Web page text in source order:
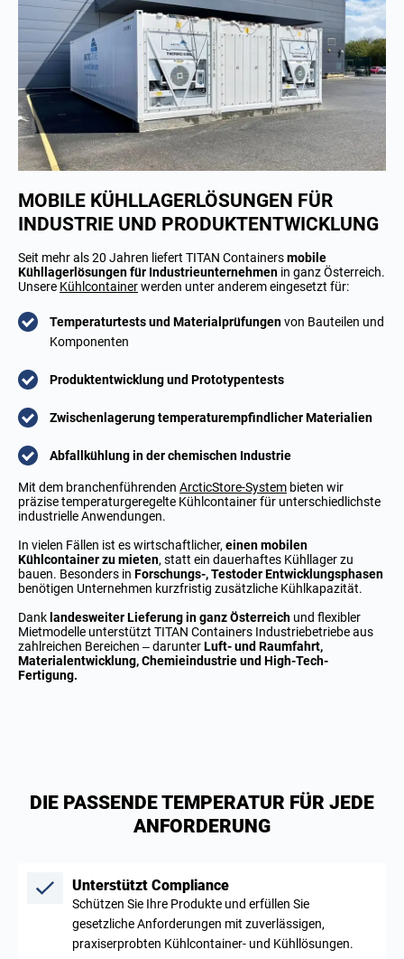
MOBILE KÜHLLAGERLÖSUNGEN FÜR
INDUSTRIE UND PRODUKTENTWICKLUNG
Seit mehr als 20 Jahren liefert TITAN Containersmobile
Kühllagerlösungen für Industrieunternehmen in ganz Österreich.
Unsere Kühlcontainerwerden unter anderem eingesetzt für:
Temperaturtests und Materialprüfungenvon Bauteilen und
Komponenten
Produktentwicklung und Prototypentests
Zwischenlagerung temperaturempfindlicher Materialien
Abfallkühlung in der chemischen Industrie
Mit dem branchenführenden ArcticStore-System bieten wir
präzise temperaturgeregelte Kühlcontainer für unterschiedlichste
industrielle Anwendungen.
In vielen Fällen ist es wirtschaftlicher, einen mobilen
Kühlcontainer zu mieten, statt ein dauerhaftes Kühllager zu
bauen. Besonders in Forschungs-, Testoder Entwicklungsphasen
benötigen Unternehmen kurzfristig zusätzliche Kühlkapazität.
Dank landesweiter Lieferung in ganz Österreich und flexibler
Mietmodelle unterstützt TITAN Containers Industriebetriebe aus
zahlreichen Bereichen – darunterLuft- und Raumfahrt,
Materialentwicklung, Chemieindustrie und High-Tech-
Fertigung.
DIE PASSENDE TEMPERATUR FÜR JEDE
ANFORDERUNG
Unterstützt Compliance
Schützen Sie Ihre Produkte und erfüllen Sie
gesetzliche Anforderungen mit zuverlässigen,
praxiserprobten Kühlcontainer- und Kühllösungen.